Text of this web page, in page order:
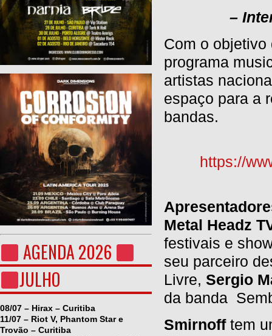
AGENDA 2026
JULHO
08/07 – Hirax – Curitiba
11/07 – Riot V, Phantom Star e
Trovão – Curitiba
–
Com o objetivo
programa
artistas
espaço para a
bandas.
https://
Metal Headz
festivais e
seu parceiro
Livre, Sergio
da banda
Smirnoff tem